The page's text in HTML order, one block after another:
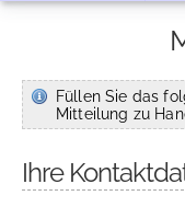
Füllen Sie das
Mitteilung zu
Ihre